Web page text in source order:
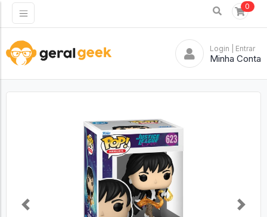
0
Login | Entrar
Minha Conta
Previous Next